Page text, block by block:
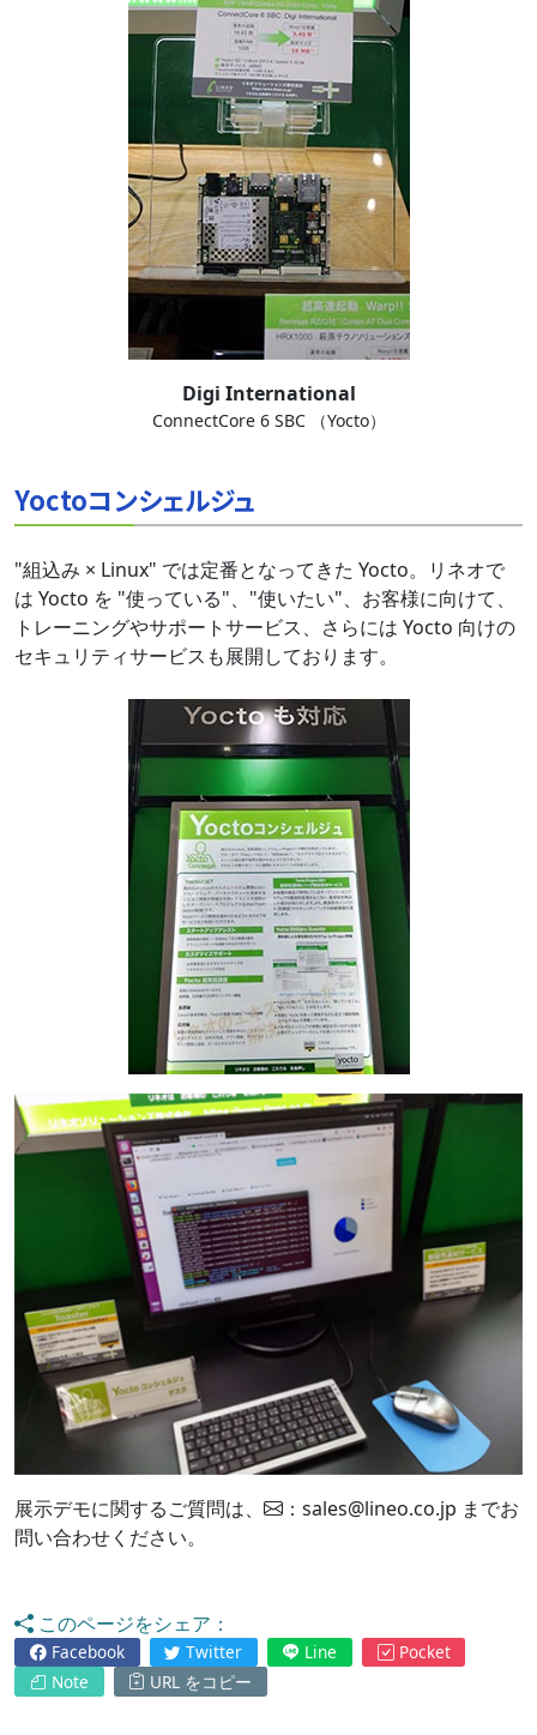
Digi International
ConnectCore 6 SBC （Yocto）
Yoctoコンシェルジュ
"組込み × Linux" では定番となってきた Yocto。リネオで
は Yocto を "使っている"、"使いたい"、お客様に向けて、
トレーニングやサポートサービス、さらには Yocto 向けの
セキュリティサービスも展開しております。
展示デモに関するご質問は、
：sales@lineo.co.jp までお
問い合わせください。
このページをシェア：
Facebook Twitter Line
Pocket
Note
URL をコピー